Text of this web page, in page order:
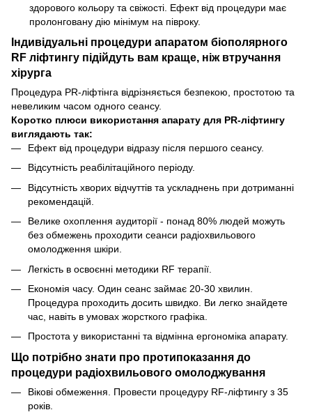
здорового кольору та свіжості. Ефект від процедури має
пролонговану дію мінімум на півроку.
Індивідуальні процедури апаратом біополярного
RF ліфтингу підійдуть вам краще, ніж втручання
хірурга
Процедура PR-ліфтінга відрізняється безпекою, простотою та
невеликим часом одного сеансу.
Коротко плюси використання апарату для PR-ліфтингу
виглядають так:
Ефект від процедури відразу після першого сеансу.
Відсутність реабілітаційного періоду.
Відсутність хворих відчуттів та ускладнень при дотриманні
рекомендацій.
Велике охоплення аудиторії - понад 80% людей можуть
без обмежень проходити сеанси радіохвильового
омолодження шкіри.
Легкість в освоєнні методики RF терапії.
Економія часу. Один сеанс займає 20-30 хвилин.
Процедура проходить досить швидко. Ви легко знайдете
час, навіть в умовах жорсткого графіка.
Простота у використанні та відмінна ергономіка апарату.
Що потрібно знати про протипоказання до
процедури радіохвильового омолоджування
Вікові обмеження. Провести процедуру RF-ліфтингу з 35
років.